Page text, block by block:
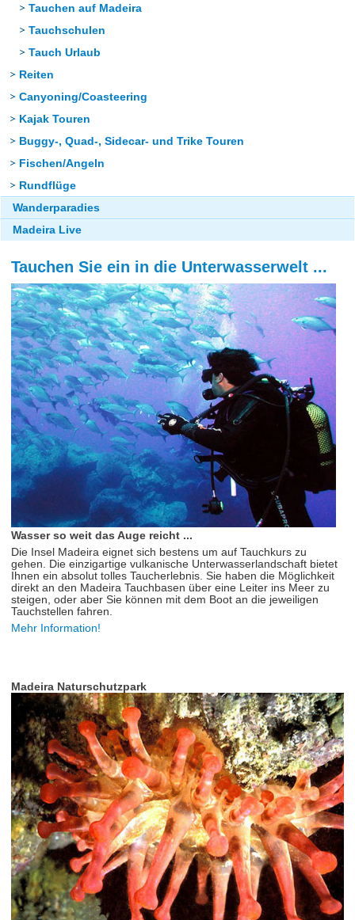
Tauchen auf Madeira
Tauchschulen
Tauch Urlaub
Reiten
Canyoning/Coasteering
Kajak Touren
Buggy-, Quad-, Sidecar- und Trike Touren
Fischen/Angeln
Rundflüge
Wanderparadies
Madeira Live
Tauchen Sie ein in die Unterwasserwelt ...
Wasser so weit das Auge reicht ...
Die Insel Madeira eignet sich bestens um auf Tauchkurs zu
gehen. Die einzigartige vulkanische Unterwasserlandschaft bietet
Ihnen ein absolut tolles Taucherlebnis. Sie haben die Möglichkeit
direkt an den Madeira Tauchbasen über eine Leiter ins Meer zu
steigen, oder aber Sie können mit dem Boot an die jeweiligen
Tauchstellen fahren.
Mehr Information!
Madeira Naturschutzpark